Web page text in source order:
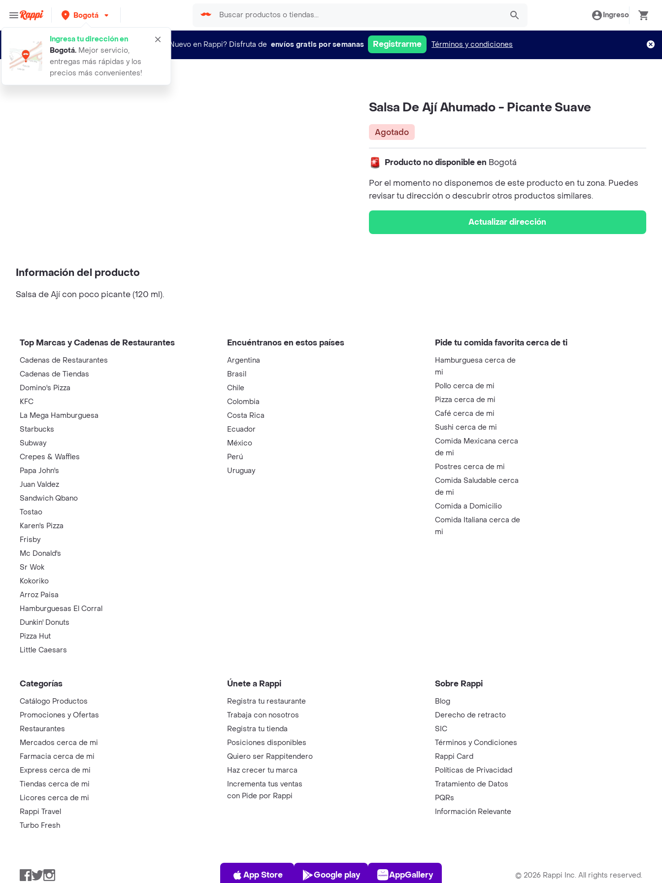
Bogotá
Ingresa tu dirección en
Bogotá. Mejor servicio,
entregas más rápidas y los
precios más convenientes!
Ingreso
¿Nuevo en Rappi? Disfruta de envíos gratis por semanas Registrarme Términos y condiciones
salsa de aji ahumado picante suave
Salsa De Ají Ahumado - Picante Suave
Agotado
Producto no disponible en Bogotá
Por el momento no disponemos de este producto en tu zona. Puedes
revisar tu dirección o descubrir otros productos similares.
Actualizar dirección
Información del producto
Salsa de Ají con poco picante (120 ml).
Top Marcas y Cadenas de Restaurantes
Cadenas de Restaurantes
Cadenas de Tiendas
Domino's Pizza
KFC
La Mega Hamburguesa
Starbucks
Subway
Crepes & Waffles
Papa John's
Juan Valdez
Sandwich Qbano
Tostao
Karen's Pizza
Frisby
Mc Donald's
Sr Wok
Kokoriko
Arroz Paisa
Hamburguesas El Corral
Dunkin' Donuts
Pizza Hut
Little Caesars
Encuéntranos en estos países
Argentina
Brasil
Chile
Colombia
Costa Rica
Ecuador
México
Perú
Uruguay
Pide tu comida favorita cerca de ti
Hamburguesa cerca de
mi
Pollo cerca de mi
Pizza cerca de mi
Café cerca de mi
Sushi cerca de mi
Comida Mexicana cerca
de mi
Postres cerca de mi
Comida Saludable cerca
de mi
Comida a Domicilio
Comida Italiana cerca de
mi
Categorías
Catálogo Productos
Promociones y Ofertas
Restaurantes
Mercados cerca de mi
Farmacia cerca de mi
Express cerca de mi
Tiendas cerca de mi
Licores cerca de mi
Rappi Travel
Turbo Fresh
Únete a Rappi
Registra tu restaurante
Trabaja con nosotros
Registra tu tienda
Posiciones disponibles
Quiero ser Rappitendero
Haz crecer tu marca
Incrementa tus ventas
con Pide por Rappi
Sobre Rappi
Blog
Derecho de retracto
SIC
Términos y Condiciones
Rappi Card
Políticas de Privacidad
Tratamiento de Datos
PQRs
Información Relevante
Facebook
TwitterInstagram
App Store
App Store
Play Store
Google play
AppGallery
AppGallery © 2026 Rappi Inc. All rights reserved.